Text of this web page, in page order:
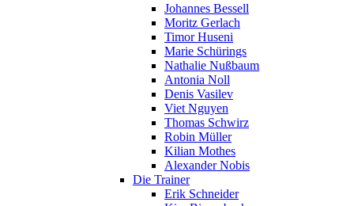
Johannes Bessell
Moritz Gerlach
Timor Huseni
Marie Schürings
Nathalie Nußbaum
Antonia Noll
Denis Vasilev
Viet Nguyen
Thomas Schwirz
Robin Müller
Kilian Mothes
Alexander Nobis
Die Trainer
Erik Schneider